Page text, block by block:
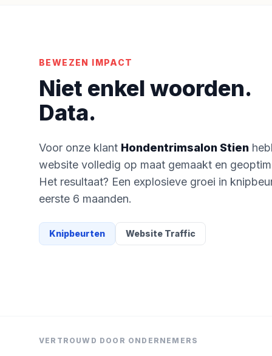
BEWEZEN IMPACT
Niet enkel woorden.
Data.
Voor onze klant Hondentrimsalon Stien
website volledig op maat gemaakt en
Het resultaat? Een explosieve groei in
eerste 6 maanden.
Knipbeurten Website Traffic
VERTROUWD DOOR ONDERNEMERS